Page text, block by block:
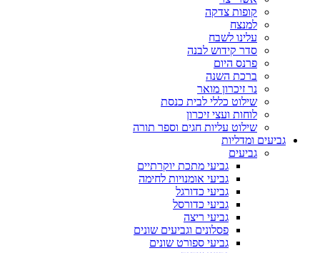
קופות צדקה
למנצח
עלינו לשבח
סדר קידוש לבנה
פרנס היום
ברכת השנה
נר זיכרון מואר
שילוט כללי לבית כנסת
לוחות ועצי זיכרון
שילוט עליות חגים וספר תורה
גביעים ומדליות
גביעים
גביעי מתכת יוקרתיים
גביעי אומנויות לחימה
גביעי כדורגל
גביעי כדורסל
גביעי ריצה
פסלונים וגביעים שונים
גביעי ספורט שונים